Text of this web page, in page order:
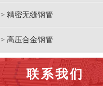
> 精密无缝钢管
> 高压合金钢管
联系我们